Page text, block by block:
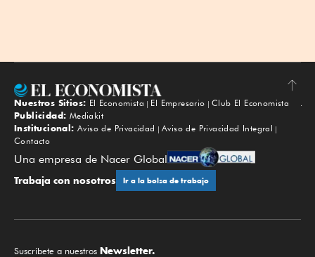
Subir
Nuestros Sitios: El Economista El Empresario
Club El Economista
Publicidad: Mediakit
Institucional: Aviso de Privacidad
Aviso de Privacidad Integral
Contacto
Una empresa de Nacer Global
Trabaja con nosotros Ir a la bolsa de trabajo
Suscríbete a nuestros Newsletter.